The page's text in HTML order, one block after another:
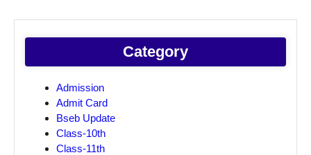
Category
Admission
Admit Card
Bseb Update
Class-10th
Class-11th